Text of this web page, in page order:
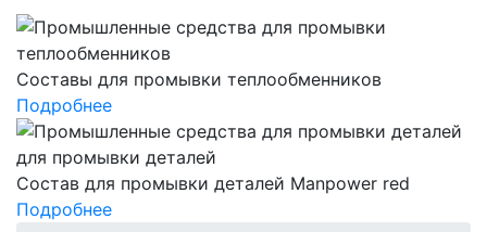
Составы для промывки теплообменников
Подробнее
Состав для промывки деталей Manpower red
Подробнее